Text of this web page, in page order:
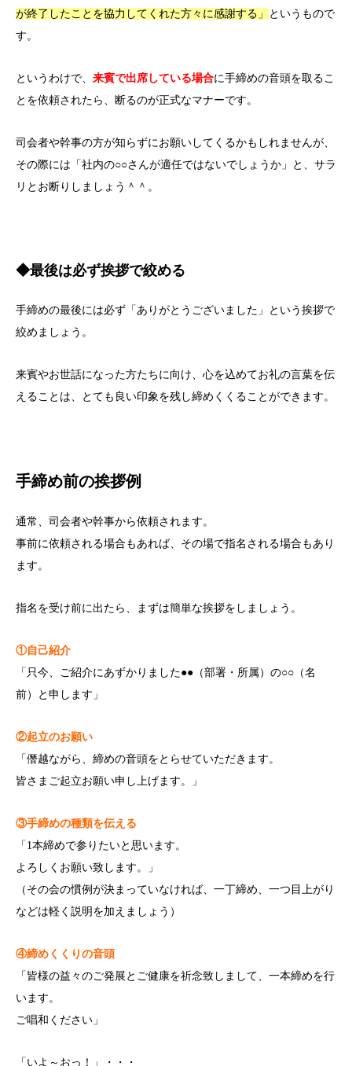
が終了したことを協力してくれた方々に感謝する」
というもので
す。
というわけで、 来賓で出席している場合に手締めの音頭を取るこ
とを依頼されたら、断るのが正式なマナーです。
司会者や幹事の方が知らずにお願いしてくるかもしれませんが、
その際には「社内の○○さんが適任ではないでしょうか」と、サラ
リとお断りしましょう＾＾。
◆最後は必ず挨拶で絞める
手締めの最後には必ず「ありがとうございました」という挨拶で
絞めましょう。
来賓やお世話になった方たちに向け、心を込めてお礼の言葉を伝
えることは、とても良い印象を残し締めくくることができます。
手締め前の挨拶例
通常、司会者や幹事から依頼されます。
事前に依頼される場合もあれば、その場で指名される場合もあり
ます。
指名を受け前に出たら、まずは簡単な挨拶をしましょう。
①自己紹介
「只今、ご紹介にあずかりました●●（部署・所属）の○○（名
前）と申します」
②起立のお願い
「僭越ながら、締めの音頭をとらせていただきます。
皆さまご起立お願い申し上げます。」
③手締めの種類を伝える
「1本締めで参りたいと思います。
よろしくお願い致します。」
（その会の慣例が決まっていなければ、一丁締め、一つ目上がり
などは軽く説明を加えましょう）
④締めくくりの音頭
「皆様の益々のご発展とご健康を祈念致しまして、一本締めを行
います。
ご唱和ください」
「いよ～おっ！」・・・